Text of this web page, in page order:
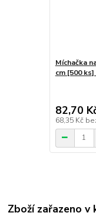
Míchačka
cm [500 ks]
82,70
68,35 Kč
Zboží zařazeno v